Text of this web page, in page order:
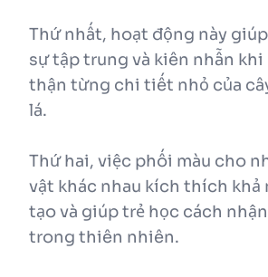
Thứ nhất, hoạt động này
sự tập trung và kiên nhẫn
thận từng chi tiết nhỏ của
lá.
Thứ hai, việc phối màu cho
vật khác nhau kích thích khả
tạo và giúp trẻ học cách
trong thiên nhiên.